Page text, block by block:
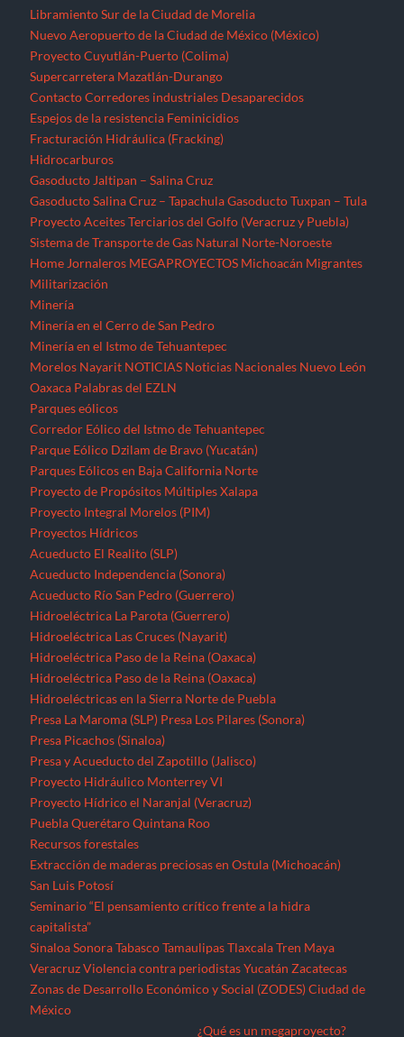
Sistema de Transporte de Gas Natural Norte-Noroeste
Home JornalerosMEGAPROYECTOSMichoacánMigrantes
Militarización
Minería
Minería en el Cerro de San Pedro
Minería en el Istmo de Tehuantepec
MorelosNayaritNOTICIASNoticias Nacionales
OaxacaPalabras del EZLN
Parques eólicos
Corredor Eólico del Istmo de Tehuantepec
Parque Eólico Dzilam de Bravo (Yucatán)
Parques Eólicos en Baja California Norte
Proyecto de Propósitos Múltiples Xalapa
Proyecto Integral Morelos (PIM)
Proyectos Hídricos
Acueducto El Realito (SLP)
Acueducto Independencia (Sonora)
Acueducto Río San Pedro (Guerrero)
Hidroeléctrica La Parota (Guerrero)
Hidroeléctrica Las Cruces (Nayarit)
Hidroeléctrica Paso de la Reina (Oaxaca)
Hidroeléctrica Paso de la Reina (Oaxaca)
Hidroeléctricas en la Sierra Norte de Puebla
Presa La Maroma (SLP) Presa Los Pilares (Sonora)
Presa Picachos (Sinaloa)
Presa y Acueducto del Zapotillo (Jalisco)
Proyecto Hidráulico Monterrey VI
Proyecto Hídrico el Naranjal (Veracruz)
Puebla QuerétaroQuintana Roo
Recursos forestales
Extracción de maderas preciosas en Ostula (Michoacán)
San Luis Potosí
Seminario “El pensamiento crítico frente a la hidra
capitalista”
Sinaloa SonoraTabasco Tamaulipas TlaxcalaTren Maya
VeracruzViolencia contra periodistas
Zonas de Desarrollo Económico y Social (ZODES) Ciudad de
México
Zonas Económicas Especiales
¿Qué es un megaproyecto?
Corredor transístimico
Funciona gracias a WordPress
Freesia.